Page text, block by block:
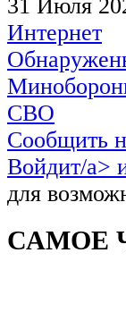
31 Июля
Интернет
СВО
Сообщить
Войдит/a>
для
САМОЕ